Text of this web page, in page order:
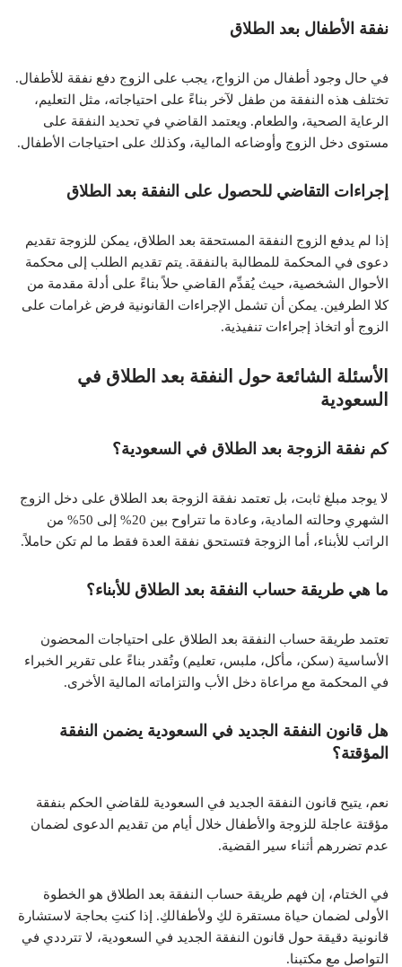
نفقة الأطفال بعد الطلاق
في حال وجود أطفال من الزواج، يجب على الزوج دفع نفقة للأطفال.
تختلف هذه النفقة من طفل لآخر بناءً على احتياجاته، مثل التعليم،
الرعاية الصحية، والطعام. ويعتمد القاضي في تحديد النفقة على
مستوى دخل الزوج وأوضاعه المالية، وكذلك على احتياجات الأطفال.
إجراءات التقاضي للحصول على النفقة بعد الطلاق
إذا لم يدفع الزوج النفقة المستحقة بعد الطلاق، يمكن للزوجة تقديم
دعوى في المحكمة للمطالبة بالنفقة. يتم تقديم الطلب إلى محكمة
الأحوال الشخصية، حيث يُقدِّم القاضي حلاً بناءً على أدلة مقدمة من
كلا الطرفين. يمكن أن تشمل الإجراءات القانونية فرض غرامات على
الزوج أو اتخاذ إجراءات تنفيذية.
الأسئلة الشائعة حول النفقة بعد الطلاق في
السعودية
كم نفقة الزوجة بعد الطلاق في السعودية؟
لا يوجد مبلغ ثابت، بل تعتمد نفقة الزوجة بعد الطلاق على دخل الزوج
الشهري وحالته المادية، وعادة ما تتراوح بين 20% إلى 50% من
الراتب للأبناء، أما الزوجة فتستحق نفقة العدة فقط ما لم تكن حاملاً.
ما هي طريقة حساب النفقة بعد الطلاق للأبناء؟
تعتمد طريقة حساب النفقة بعد الطلاق على احتياجات المحضون
الأساسية (سكن، مأكل، ملبس، تعليم) وتُقدر بناءً على تقرير الخبراء
في المحكمة مع مراعاة دخل الأب والتزاماته المالية الأخرى.
هل قانون النفقة الجديد في السعودية يضمن النفقة
المؤقتة؟
نعم، يتيح قانون النفقة الجديد في السعودية للقاضي الحكم بنفقة
مؤقتة عاجلة للزوجة والأطفال خلال أيام من تقديم الدعوى لضمان
عدم تضررهم أثناء سير القضية.
في الختام، إن فهم طريقة حساب النفقة بعد الطلاق هو الخطوة
الأولى لضمان حياة مستقرة لكِ ولأطفالكِ. إذا كنتِ بحاجة لاستشارة
قانونية دقيقة حول قانون النفقة الجديد في السعودية، لا تترددي في
التواصل مع مكتبنا.